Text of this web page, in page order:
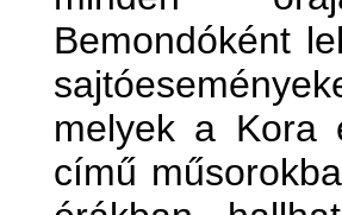
Bemondóként
melyek a Kora
című